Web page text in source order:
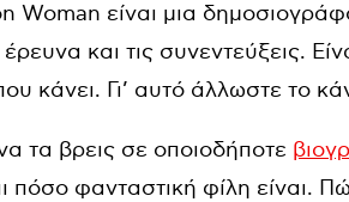
Woman είναι μια
και τις συνεντεύξεις.
κάνει. Γι’ αυτό άλλωστε το
τα βρεις σε οποιοδήποτε
πόσο φανταστική φίλη είναι.